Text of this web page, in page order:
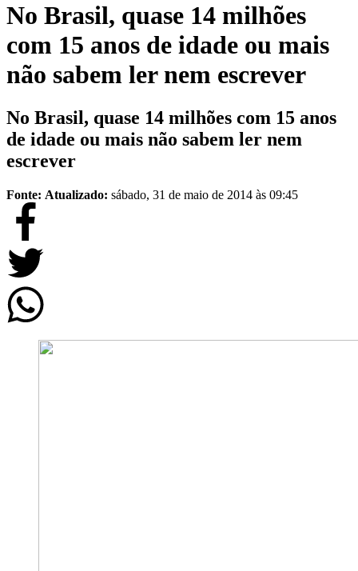
No Brasil, quase 14 milhões
com 15 anos de idade ou mais
não sabem ler nem escrever
No Brasil, quase 14 milhões com 15 anos
de idade ou mais não sabem ler nem
escrever
Fonte: Atualizado: sábado, 31 de maio de 2014 às 09:45